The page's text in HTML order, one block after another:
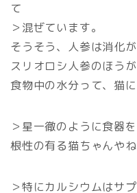
て
＞混ぜています。
そうそう、人参は消化が
スリオロシ人参のほうが
食物中の水分って、猫
＞星一徹のように食器
根性の有る猫ちゃんや
＞特にカルシウムはサ